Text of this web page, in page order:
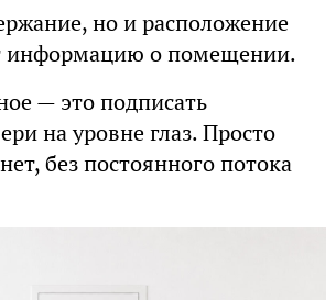
но и расположение
информацию о помещении.
— это подписать
на уровне глаз. Просто
без постоянного потока